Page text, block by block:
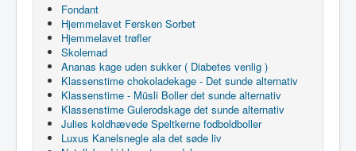
Fondant
Hjemmelavet Fersken Sorbet
Hjemmelavet trøfler
Skolemad
Ananas kage uden sukker ( Diabetes venlig )
Klassenstime chokoladekage - Det sunde alternativ
Klassenstime - Müsli Boller det sunde alternativ
Klassenstime Gulerodskage det sunde alternativ
Julies koldhævede Speltkerne fodboldboller
Luxus Kanelsnegle ala det søde liv